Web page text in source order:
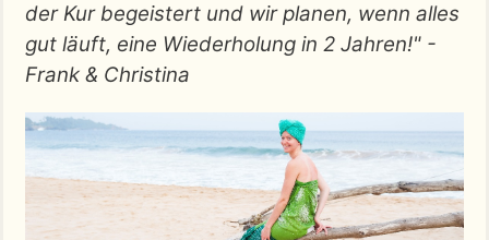
der Kur begeistert und wir planen, wenn alles
gut läuft, eine Wiederholung in 2 Jahren!" -
Frank & Christina